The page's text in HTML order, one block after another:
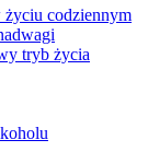
codziennym
tryb życia